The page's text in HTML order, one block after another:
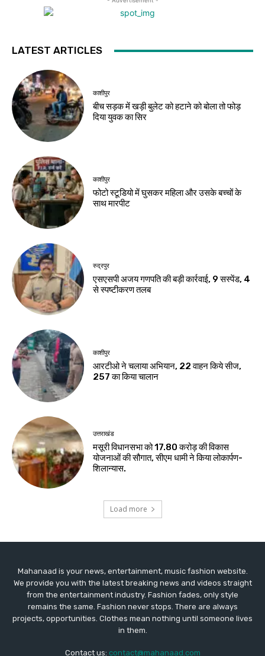
LATEST ARTICLES
काशीपुर
बीच सड़क में खड़ी बुलेट को हटाने को बोला तो फोड़
दिया युवक का सिर
काशीपुर
फोटो स्टूडियो में घुसकर महिला और उसके बच्चों के
साथ मारपीट
रुद्रपुर
एसएसपी अजय गणपति की बड़ी कार्रवाई, 9 सस्पेंड, 4
से स्पष्टीकरण तलब
काशीपुर
आरटीओ ने चलाया अभियान, 22 वाहन किये सीज,
257 का किया चालान
उत्तराखंड
मसूरी विधानसभा को 17.80 करोड़ की विकास
योजनाओं की सौगात, सीएम धामी ने किया लोकार्पण-
शिलान्यास.
Load more
Mahanaad is your news, entertainment, music fashion website.
We provide you with the latest breaking news and videos straight
from the entertainment industry. Fashion fades, only style
remains the same. Fashion never stops. There are always
projects, opportunities. Clothes mean nothing until someone lives
in them.
Contact us: contact@mahanaad.com